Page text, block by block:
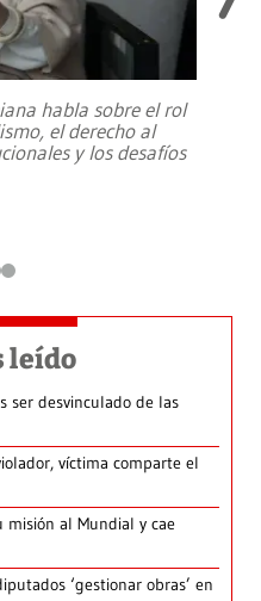
habla sobre el rol
el derecho al
y los desafíos
leído
ser desvinculado de las
víctima comparte el
misión al Mundial y cae
‘gestionar obras’ en